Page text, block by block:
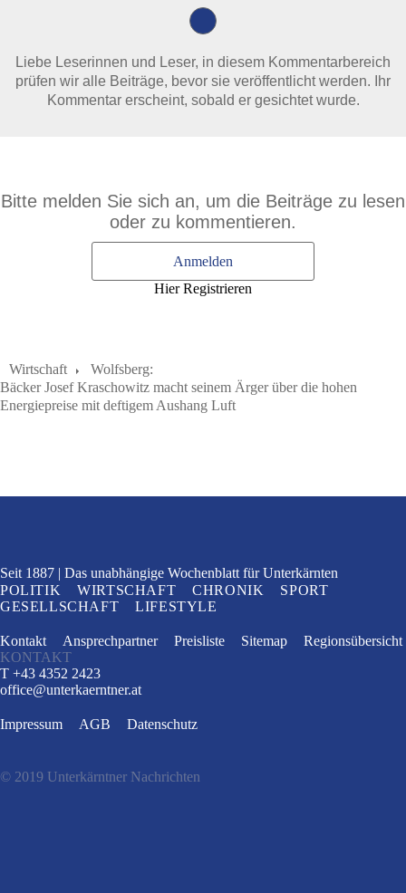
Liebe Leserinnen und Leser, in diesem Kommentarbereich
prüfen wir alle Beiträge, bevor sie veröffentlicht werden. Ihr
Kommentar erscheint, sobald er gesichtet wurde.
Bitte melden Sie sich an, um die Beiträge zu lesen
oder zu kommentieren.
Anmelden
Hier Registrieren
Wirtschaft
Wolfsberg:
Bäcker Josef Kraschowitz macht seinem Ärger über die hohen
Energiepreise mit deftigem Aushang Luft
Seit 1887 Das unabhängige Wochenblatt für Unterkärnten
POLITIK
WIRTSCHAFT CHRONIK
SPORT
GESELLSCHAFT
LIFESTYLE
Kontakt Ansprechpartner Preisliste Sitemap
Regionsübersicht
KONTAKT
T +43 4352 2423
office@unterkaerntner.at
Impressum AGB Datenschutz
© 2019 Unterkärntner Nachrichten